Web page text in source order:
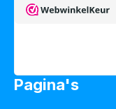
Pagina's